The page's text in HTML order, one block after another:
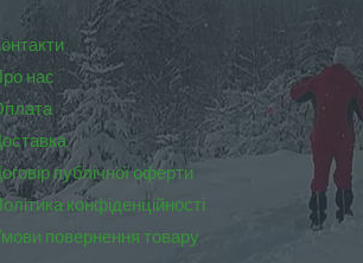
нас
публічної оферти
конфіденційності
повернення товару